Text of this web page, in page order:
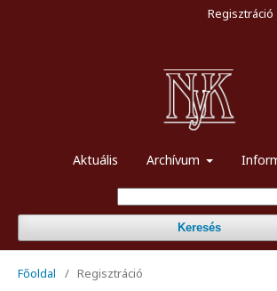
Aktuális Archívum
Keresés
Regisztráció
Főoldal / Regisztráció